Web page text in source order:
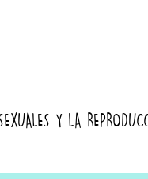
Y LA